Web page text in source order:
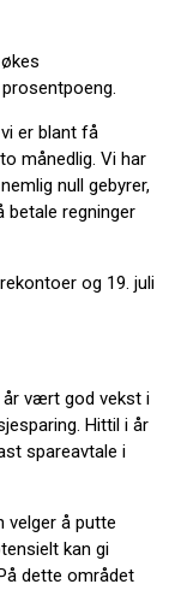
er blant få
månedlig. Vi har
null gebyrer,
betale regninger
og 19. juli
år vært god vekst i
Hittil i år
spareavtale i
velger å putte
kan gi
dette området